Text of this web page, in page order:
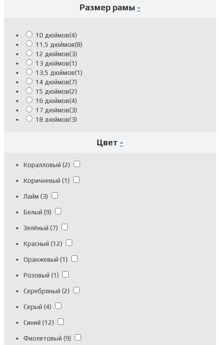
LAGER(6)
TRIPEL(7)
Размер рамы -
10 дюймов(4)
11,5 дюймов(8)
12 дюймов(3)
13 дюймов(1)
13,5 дюймов(1)
14 дюймов(7)
15 дюймов(2)
16 дюймов(4)
17 дюймов(3)
18 дюймов(3)
21 дюйм (1)
55см(5)
8,5 дюймов
Fuji S 52см рост 160-170см
Fuji XL 58см рост 180-188см
Fuji XS 49см рост 152-163см
Цвет -
Коралловый (2)
Коричневый (1)
Лайм (3)
Белый (9)
Зелёный (7)
Красный (12)
Оранжевый (1)
Розовый (1)
Серебряный (2)
Серый (4)
Синий (12)
Фиолетовый (9)